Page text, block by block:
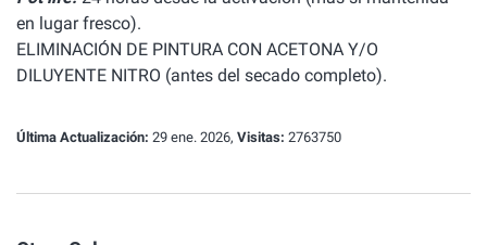
en lugar fresco).
ELIMINACIÓN DE PINTURA CON ACETONA Y/O
DILUYENTE NITRO (antes del secado completo).
Última Actualización: 29 ene. 2026, Visitas: 2763750